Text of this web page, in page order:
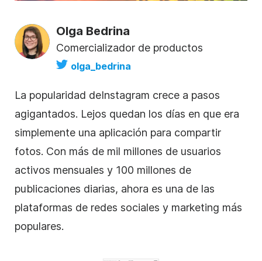
Olga Bedrina
Comercializador de productos
olga_bedrina
La popularidad deInstagram crece a pasos
agigantados. Lejos quedan los días en que era
simplemente una aplicación para compartir
fotos. Con más de mil millones de usuarios
activos mensuales y 100 millones de
publicaciones diarias, ahora es una de las
plataformas de redes sociales y marketing más
populares.